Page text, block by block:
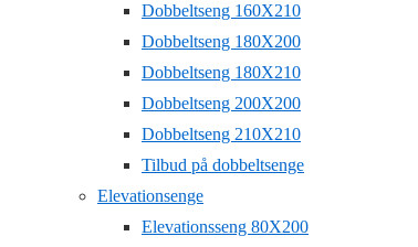
Dobbeltseng 160X210
Dobbeltseng 180X200
Dobbeltseng 180X210
Dobbeltseng 200X200
Dobbeltseng 210X210
Tilbud på dobbeltsenge
Elevationsenge
Elevationsseng 80X200